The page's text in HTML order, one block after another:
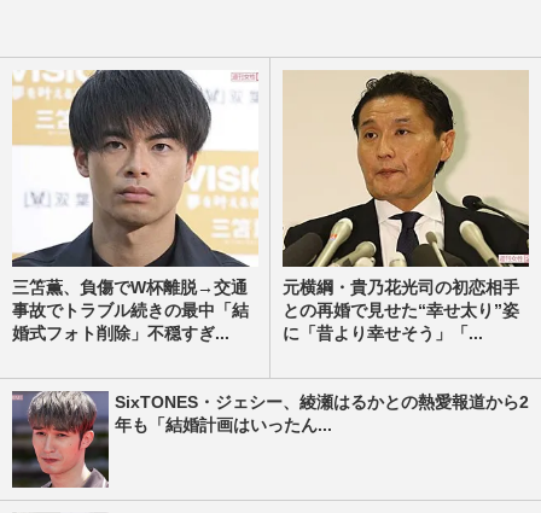
三笘薫、負傷でW杯離脱→交通
事故でトラブル続きの最中「結
婚式フォト削除」不穏すぎ...
元横綱・貴乃花光司の初恋相手
との再婚で見せた“幸せ太り”姿
に「昔より幸せそう」「...
SixTONES・ジェシー、綾瀬はるかとの熱愛報道から2
年も「結婚計画はいったん...